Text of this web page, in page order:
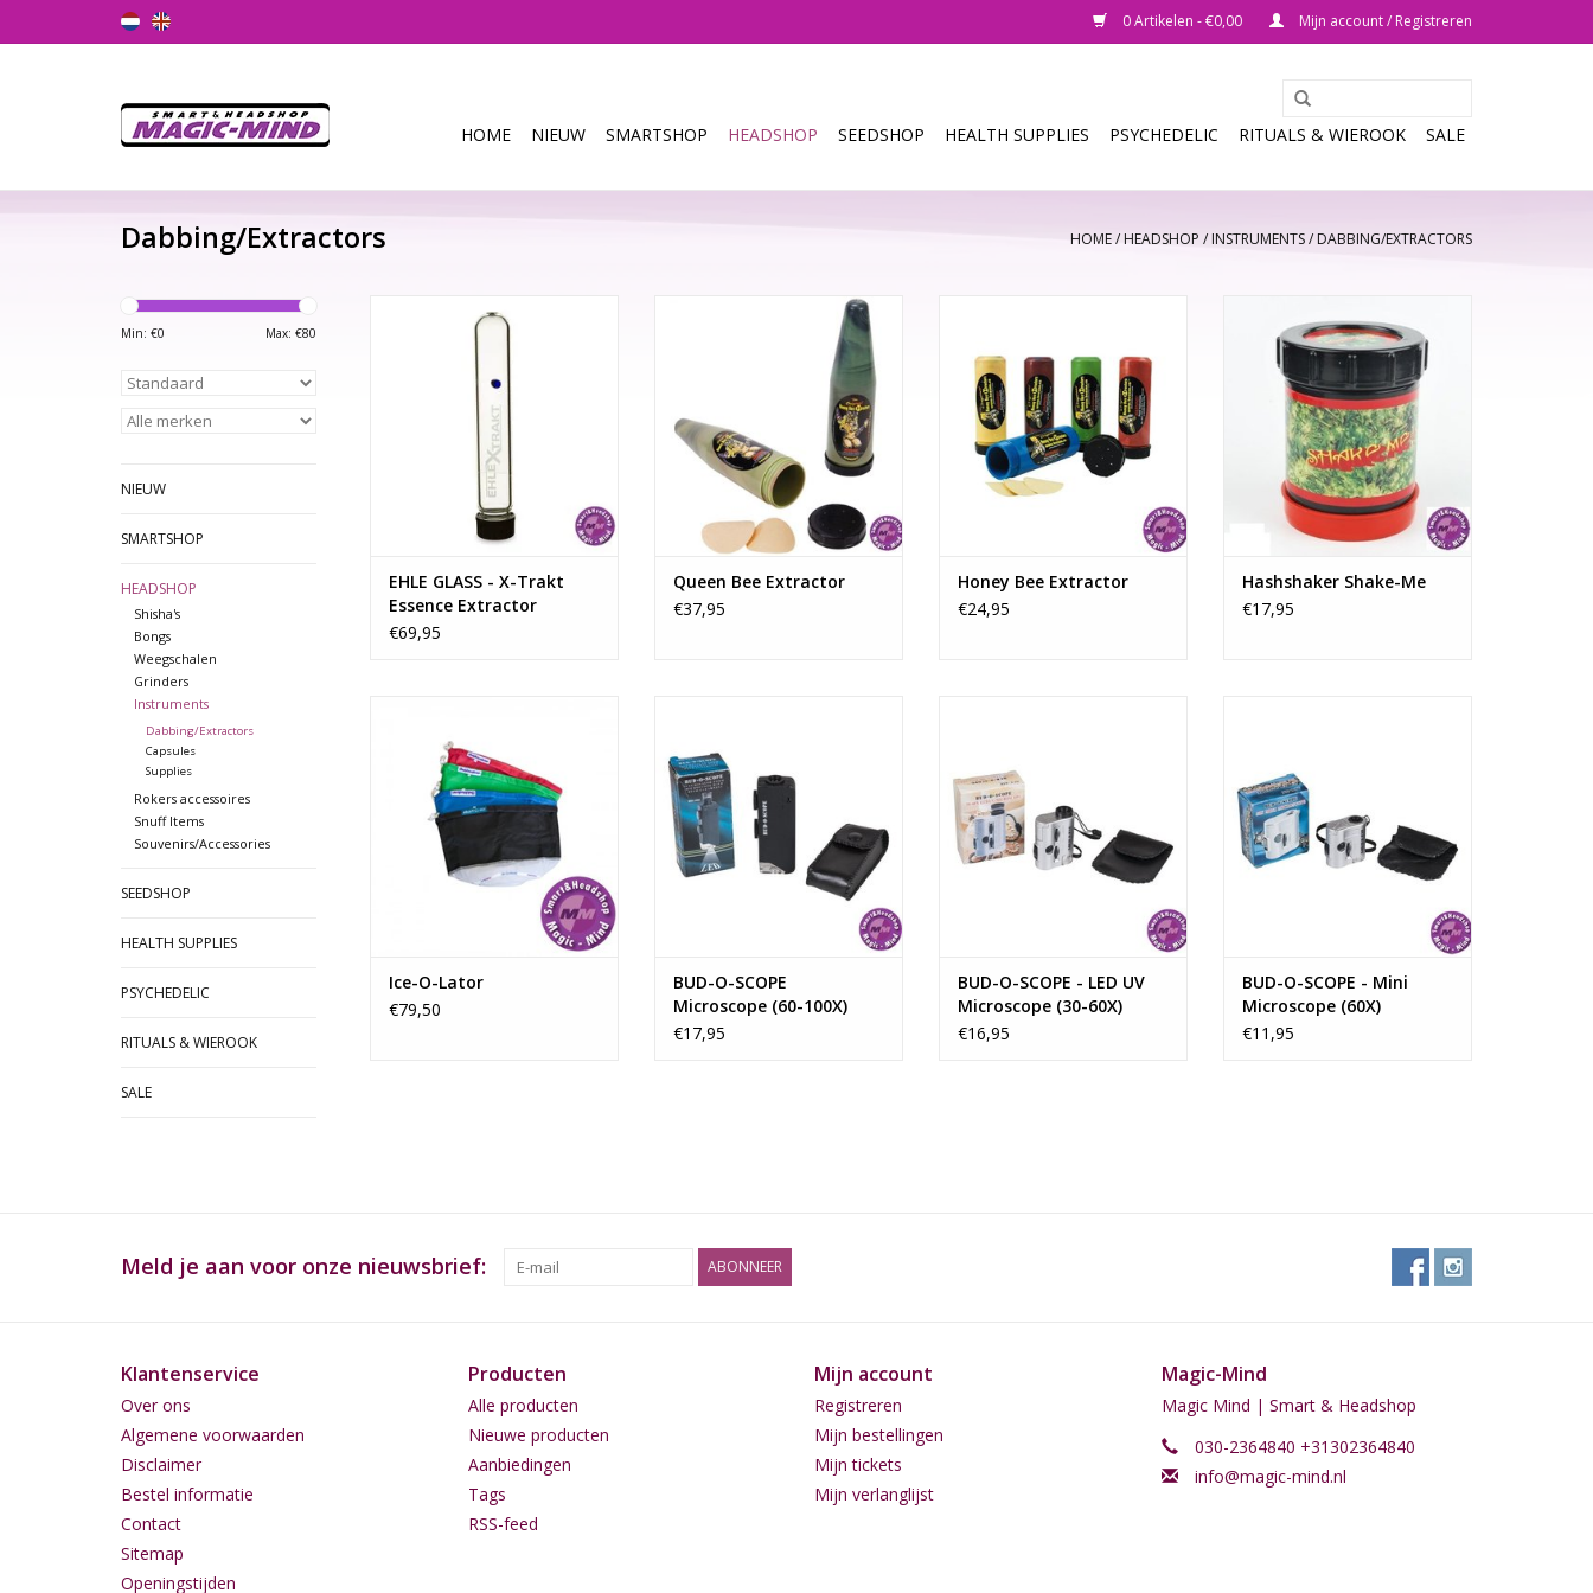
0 Artikelen - €0,00 Mijn account / Registreren
HOME NIEUW SMARTSHOP HEADSHOP SEEDSHOP HEALTH SUPPLIES PSYCHEDELIC RITUALS & WIEROOK SALE
Dabbing/Extractors HOME/HEADSHOP /INSTRUMENTS/DABBING/EXTRACTORS
Min: €0 Max: €80
NIEUW
SMARTSHOP
HEADSHOP
Shisha's
Bongs
Weegschalen
Grinders
Instruments
Dabbing/Extractors
Capsules
Supplies
Rokers accessoires
Snuff Items
Souvenirs/Accessories
SEEDSHOP
HEALTH SUPPLIES
PSYCHEDELIC
RITUALS & WIEROOK
SALE
extractor van het populaire
glasmerk EHLE Glass. Deze
technische, hoogwaardige
glasextractor is een must voor
iedereen die de beste resultaten
wil halen uit thuiswinning.
Met behulp van een glasfritfilter
van laboratoriu
EHLE GLASS - X-Trakt
Essence Extractor
€69,95
This extractor allows you to
produce pure oil from plant
leftovers in less than one hour
without a heat source or odours,
and with little cleaning effort.
TOEVOEGEN AAN WINKELWAGEN
Queen Bee Extractor
€37,95
leftovers in less than one hour
without a heat source or odours,
and with little cleaning effort.
TOEVOEGEN AAN WINKELWAGEN
Honey Bee Extractor
€24,95
TOEVOEGEN AAN WINKELWAGEN
Hashshaker Shake-Me
€17,95
helderzienden, maar nu kun jij je
eigen kristallen ballen maken - je
zult er niet de toekomst mee
kunnen voorspellen, maar je
rookervaring zal heerlijk en
buitengewoon zijn, met een
intense smaak en d
TOEVOEGEN AAN WINKELWAGEN
Ice-O-Lator
€79,50
TOEVOEGEN AAN WINKELWAGEN
BUD-O-SCOPE
Microscope (60-100X)
€17,95
TOEVOEGEN AAN WINKELWAGEN
BUD-O-SCOPE - LED UV
Microscope (30-60X)
€16,95
BUD-O-SCOPE - Mini
Microscope (60X)
€11,95
Meld je aan voor onze nieuwsbrief: ABONNEER
Klantenservice
Over ons
Algemene voorwaarden
Disclaimer
Bestel informatie
Contact
Sitemap
Openingstijden
Producten
Alle producten
Nieuwe producten
Aanbiedingen
Tags
RSS-feed
Mijn account
Registreren
Mijn bestellingen
Mijn tickets
Mijn verlanglijst
Magic-Mind
Magic Mind | Smart & Headshop
030-2364840 +31302364840
info@magic-mind.nl